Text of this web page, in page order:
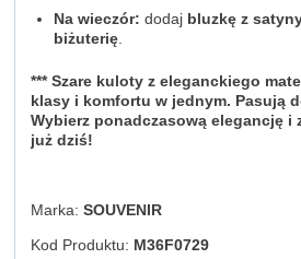
Na wieczór: dodaj bluzkę z
biżuterię.
*** Szare kuloty z eleganckiego
klasy i komfortu w jednym. Pasują
Wybierz ponadczasową elegancję i
już dziś!
Marka: SOUVENIR
Kod Produktu: M36F0729